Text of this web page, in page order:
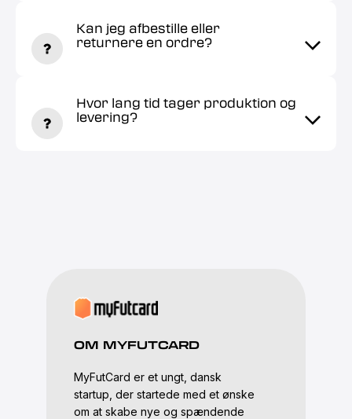
Kan jeg afbestille eller
returnere en ordre?
Hvor lang tid tager produktion og
levering?
OM MYFUTCARD
MyFutCard er et ungt, dansk
startup, der startede med et ønske
om at skabe nye og spændende